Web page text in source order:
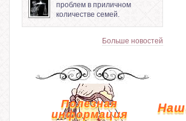
проблем в приличном
количестве семей.
Больше новостей
Полезная
информация